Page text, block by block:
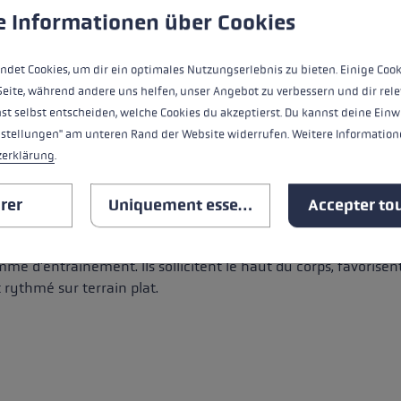
LA TECHNIQUE ET LA SANTÉ
pour un mouvement tout à fait différent : la marche
toujours équipés d'un système Trigger Shark permettant
main et le bâton.
et légères. En option,butée en caoutchoucou un
d'entraînement. Ils sollicitent le haut du corps,
sur terrain plat.
to give you the best possible experience. Some cookies are essential
Informationen über Cookies
Cookies, um dir ein optimales Nutzungserlebnis zu bieten. Einige
während andere uns helfen, unser Angebot zu verbessern und dir
selbst entscheiden, welche Cookies du akzeptierst. Du kannst deine
am unteren Rand der Website widerrufen. Weitere
.
Uniquement essentiel Accepter